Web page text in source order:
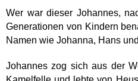
Wer war dieser Johannes,
Generationen von Kindern
Namen wie Johanna, Hans
Johannes zog sich aus der